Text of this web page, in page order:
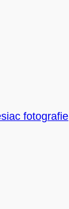
fotografie